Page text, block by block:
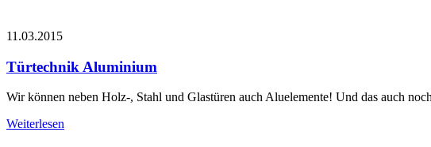
11.03.2015
Türtechnik Aluminium
Wir können neben Holz-, Stahl und Glastüren auch Aluelemente! Und das auch
Weiterlesen